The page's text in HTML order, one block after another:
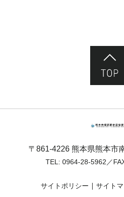
〒861-4226 熊本県熊本市
TEL: 0964-28-5962 ／
サイトポリシー サイト